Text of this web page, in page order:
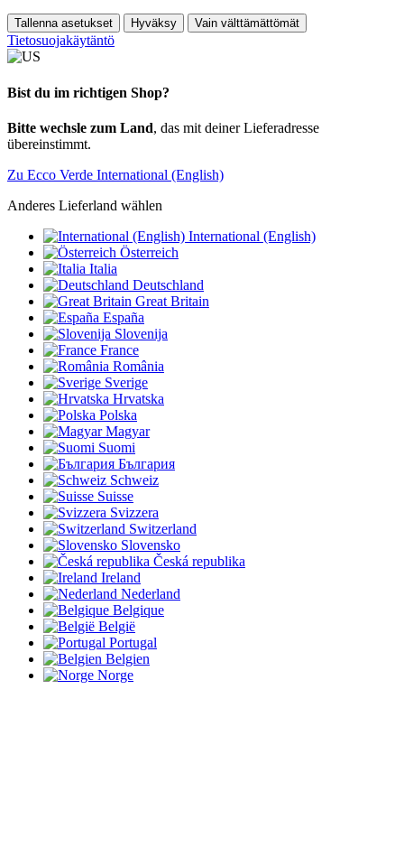
Tallenna asetukset Hyväksy Vain välttämättömät
Tietosuojakäytäntö
Bist du im richtigen Shop?
Bitte wechsle zum Land, das mit deiner Lieferadresse
übereinstimmt.
Zu Ecco Verde International (English)
Anderes Lieferland wählen
International (English)
Österreich
Italia
Deutschland
Great Britain
España
Slovenija
France
România
Sverige
Hrvatska
Polska
Magyar
Suomi
България
Schweiz
Suisse
Svizzera
Switzerland
Slovensko
Česká republika
Ireland
Nederland
Belgique
België
Portugal
Belgien
Norge